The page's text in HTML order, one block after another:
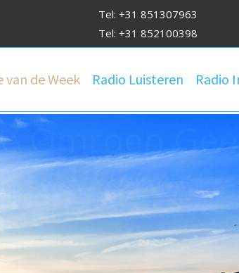
Tel: +31 851307963
Tel: +31 852100398
van de Week Radio Luisteren Radio